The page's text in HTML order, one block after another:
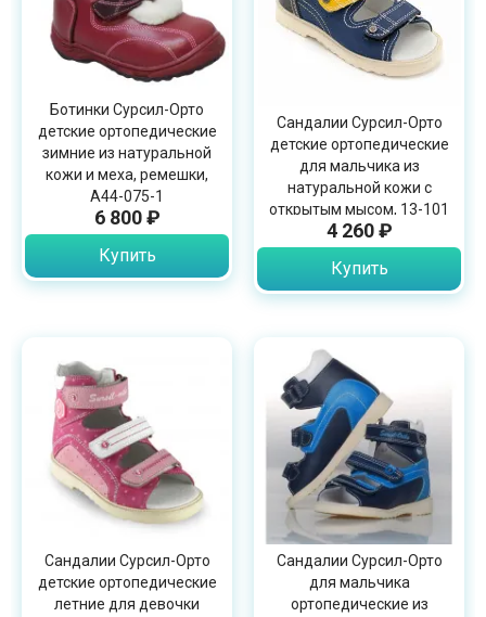
Ботинки Сурсил-Орто
детские ортопедические
зимние из натуральной
кожи и меха, ремешки,
A44-075-1
6 800 ₽
Купить
Сандалии Сурсил-Орто
детские ортопедические
для мальчика из
натуральной кожи с
открытым мысом, 13-101
4 260 ₽
Купить
Сандалии Сурсил-Орто
детские ортопедические
летние для девочки
Сандалии Сурсил-Орто
для мальчика
ортопедические из